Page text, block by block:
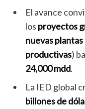
El avance
los proyectos
nuevas plantas
productivas)
24,000 mdd.
La IED global
billones de